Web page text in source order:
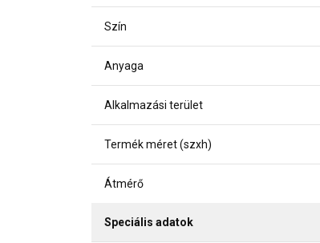
Szín
Anyaga
Alkalmazási terület
Termék méret (szxh)
Átmérő
Speciális adatok